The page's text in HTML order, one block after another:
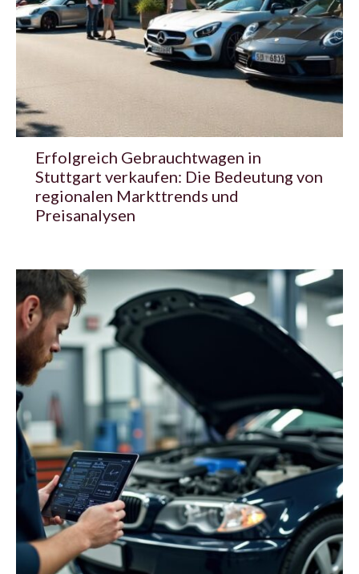
Erfolgreich Gebrauchtwagen in
Stuttgart verkaufen: Die Bedeutung von
regionalen Markttrends und
Preisanalysen